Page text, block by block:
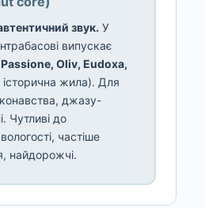
звук. У
випускає
Oliv, Eudoxa,
історична жила). Для
джазу-
Чутливі до
частіше
найдорожчі.